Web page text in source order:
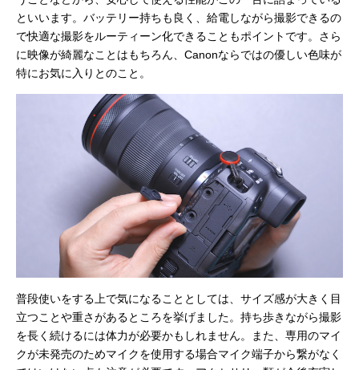
といいます。バッテリー持ちも良く、給電しながら撮影できるの
で快適な撮影をルーティーン化できることもポイントです。さら
に映像が綺麗なことはもちろん、Canonならではの優しい色味が
特にお気に入りとのこと。
普段使いをする上で気になることとしては、サイズ感が大きく目
立つことや重さがあるところを挙げました。持ち歩きながら撮影
を長く続けるには体力が必要かもしれません。また、専用のマイ
クが未発売のためマイクを使用する場合マイク端子から繋がなく